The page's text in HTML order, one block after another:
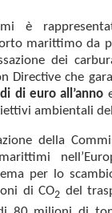
è
marittimo da
dei
Directive che
di euro all’anno
ambientali
della
per lo
di CO2 del